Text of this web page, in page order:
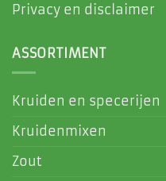
Privacy en disclaimer
ASSORTIMENT
Kruiden en specerijen
Kruidenmixen
Zout